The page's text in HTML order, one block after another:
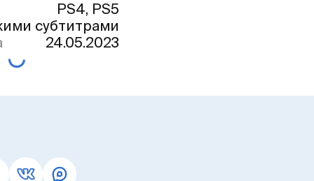
PS4, PS5
субтитрами
24.05.2023